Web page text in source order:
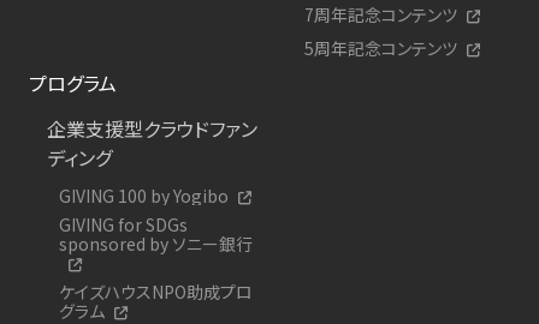
7周年記念コンテンツ
5周年記念コンテンツ
プログラム
企業支援型クラウドファン
ディング
GIVING 100 by Yogibo
GIVING for SDGs
sponsored by ソニー銀行
ケイズハウスNPO助成プロ
グラム